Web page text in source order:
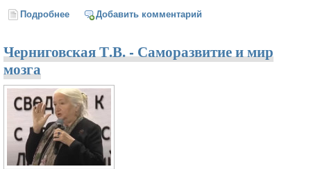
Подробнее о Пасхальная кукла
Добавить комментарий
Черниговская Т.В. - Саморазвитие и мир
мозга